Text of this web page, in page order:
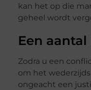
kan het op die
geheel wordt
Een
Zodra u een
om het
ongeacht een